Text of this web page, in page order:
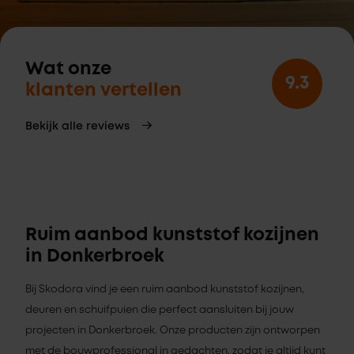
Wat onze
klanten vertellen
Bekijk alle reviews
9.3
Ruim aanbod kunststof kozijnen
in Donkerbroek
Bij Skodora vind je een ruim aanbod kunststof kozijnen,
deuren en schuifpuien die perfect aansluiten bij jouw
projecten in Donkerbroek. Onze producten zijn ontworpen
met de bouwprofessional in gedachten, zodat je altijd kunt